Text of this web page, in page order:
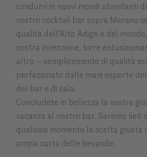
condurvi in nuovi mondi stimolanti
nostro cocktail bar sopra Merano
qualità dell’Alto Adige e del
nostra invenzione, birre
altro – semplicemente di qualità
perfezionato dalle mani esperte
del bar e di sala.
Concludete in bellezza la vostra
vacanza al nostro bar. Saremo lieti
qualsiasi momento la scelta giusta
ampia carta delle bevande.